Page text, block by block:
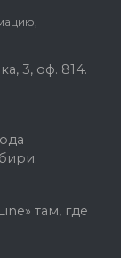
3, оф. 814.
там, где